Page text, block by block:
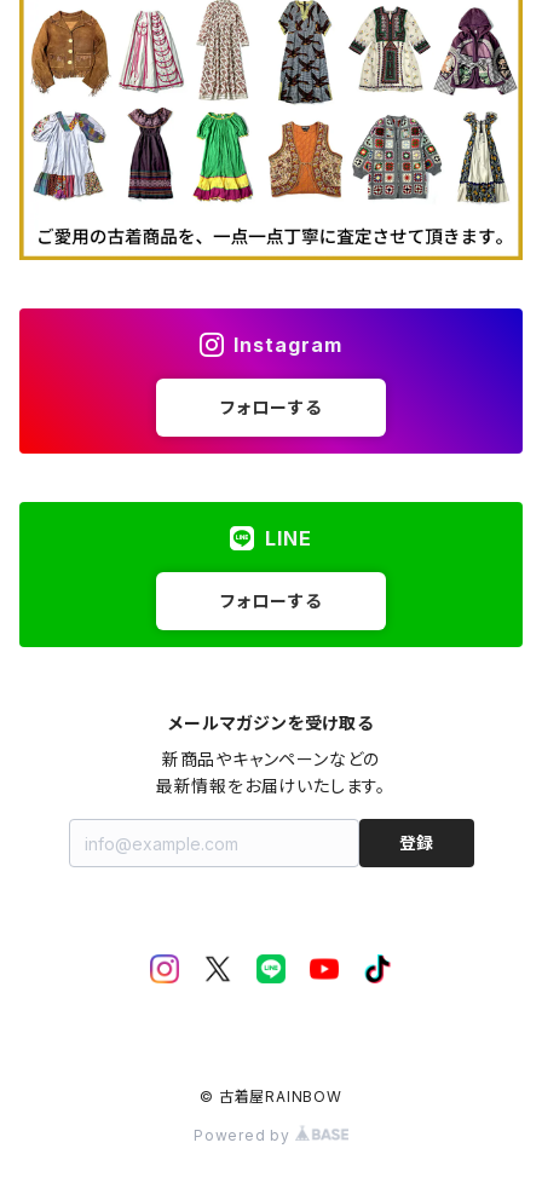
古着パーカー
古着タンクトップ
Instagram
フォローする
LINE
フォローする
メールマガジンを受け取る
新商品やキャンペーンなどの
最新情報をお届けいたします。
登録
© 古着屋RAINBOW
Powered by